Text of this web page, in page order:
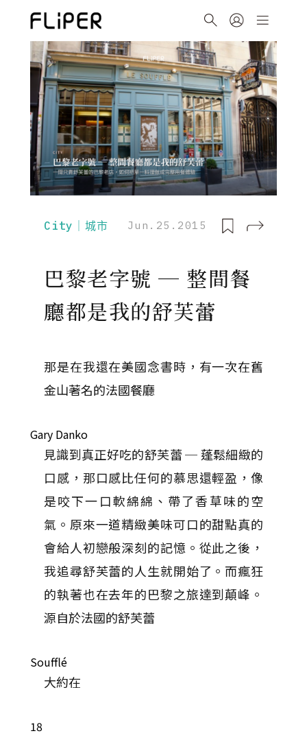
City｜城市 Jun.25.2015
巴黎老字號 ─ 整間餐
廳都是我的舒芙蕾
那是在我還在美國念書時，有一次在舊
金山著名的法國餐廳
Gary Danko
見識到真正好吃的舒芙蕾 ─ 蓬鬆細緻的
口感，那口感比任何的慕思還輕盈，像
是咬下一口軟綿綿、帶了香草味的空
氣。原來一道精緻美味可口的甜點真的
會給人初戀般深刻的記憶。從此之後，
我追尋舒芙蕾的人生就開始了。而瘋狂
的執著也在去年的巴黎之旅達到顛峰。
源自於法國的舒芙蕾
Soufflé
大約在
18